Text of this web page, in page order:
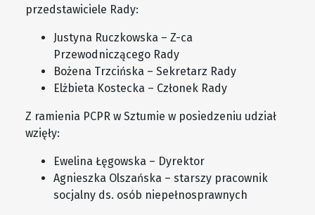
przedstawiciele Rady:
Justyna Ruczkowska – Z-ca
Przewodniczącego Rady
Bożena Trzcińska – Sekretarz Rady
Elżbieta Kostecka – Członek Rady
Z ramienia PCPR w Sztumie w posiedzeniu udział
wzięły:
Ewelina Łęgowska – Dyrektor
Agnieszka Olszańska – starszy pracownik
socjalny ds. osób niepełnosprawnych